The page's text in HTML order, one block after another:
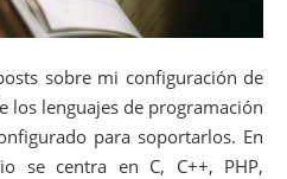
sobre mi configuración de
los lenguajes de programación
para soportarlos. En
se centra en C, C++, PHP,